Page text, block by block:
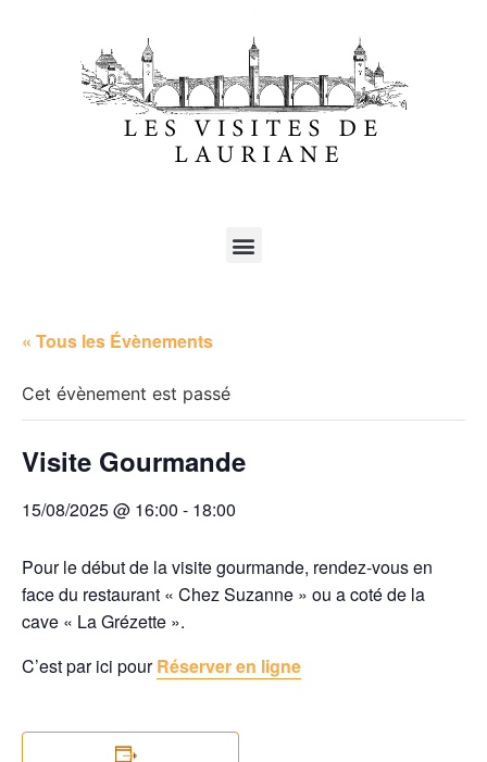
« Tous les Évènements
Cet évènement est passé
Visite Gourmande
15/08/2025 @ 16:00 - 18:00
Pour le début de la visite gourmande, rendez-vous en
face du restaurant « Chez Suzanne » ou a coté de la
cave « La Grézette ».
C’est par ici pourRéserver en ligne